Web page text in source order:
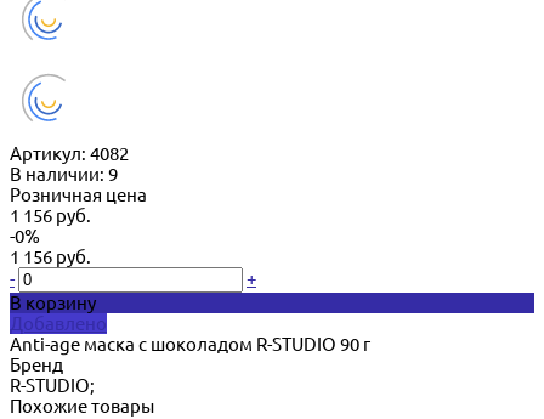
Артикул: 4082
В наличии: 9
Розничная цена
1 156 руб.
-0%
1 156 руб.
-
+
В корзину
Добавлено
Anti-age маска с шоколадом R-STUDIO 90 г
Бренд
R-STUDIO;
Похожие товары